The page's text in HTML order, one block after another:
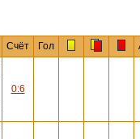
Счёт Гол
0:6